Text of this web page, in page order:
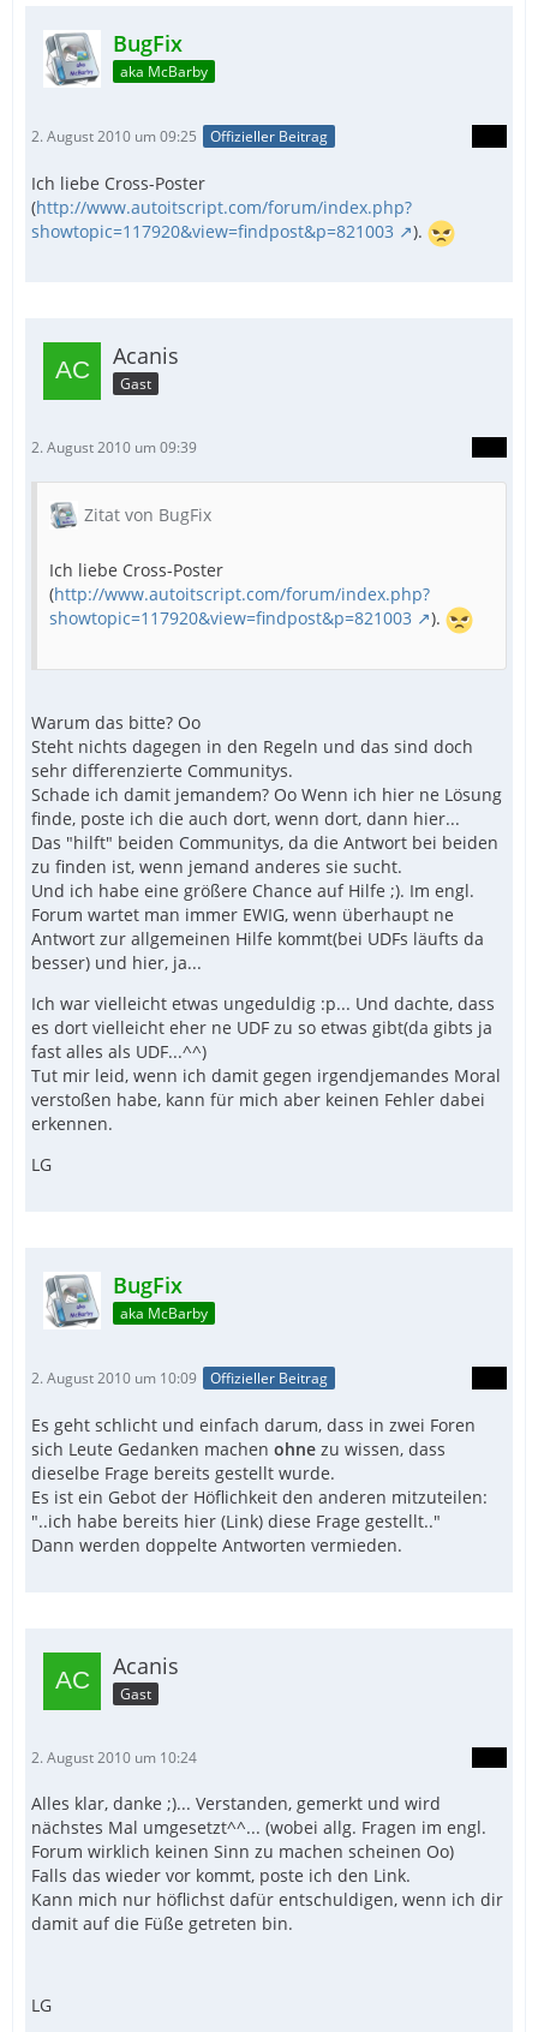
BugFix
aka McBarby
2. August 2010 um 09:25 Offizieller Beitrag
Ich liebe Cross-Poster
(http://www.autoitscript.com/forum/index.php?
showtopic=117920&view=findpost&p=821003
).
Acanis
Gast
2. August 2010 um 09:39
Zitat von BugFix
Ich liebe Cross-Poster
(http://www.autoitscript.com/forum/index.php?
showtopic=117920&view=findpost&p=821003
).
Warum das bitte? Oo
Steht nichts dagegen in den Regeln und das sind doch
sehr differenzierte Communitys.
Schade ich damit jemandem? Oo Wenn ich hier ne Lösung
finde, poste ich die auch dort, wenn dort, dann hier...
Das "hilft" beiden Communitys, da die Antwort bei beiden
zu finden ist, wenn jemand anderes sie sucht.
Und ich habe eine größere Chance auf Hilfe ;). Im engl.
Forum wartet man immer EWIG, wenn überhaupt ne
Antwort zur allgemeinen Hilfe kommt(bei UDFs läufts da
besser) und hier, ja...
Ich war vielleicht etwas ungeduldig :p... Und dachte, dass
es dort vielleicht eher ne UDF zu so etwas gibt(da gibts ja
fast alles als UDF...^^)
Tut mir leid, wenn ich damit gegen irgendjemandes Moral
verstoßen habe, kann für mich aber keinen Fehler dabei
erkennen.
LG
BugFix
aka McBarby
2. August 2010 um 10:09 Offizieller Beitrag
Es geht schlicht und einfach darum, dass in zwei Foren
sich Leute Gedanken machen ohne zu wissen, dass
dieselbe Frage bereits gestellt wurde.
Es ist ein Gebot der Höflichkeit den anderen mitzuteilen:
"..ich habe bereits hier (Link) diese Frage gestellt.."
Dann werden doppelte Antworten vermieden.
Acanis
Gast
2. August 2010 um 10:24
Alles klar, danke ;)... Verstanden, gemerkt und wird
nächstes Mal umgesetzt^^... (wobei allg. Fragen im engl.
Forum wirklich keinen Sinn zu machen scheinen Oo)
Falls das wieder vor kommt, poste ich den Link.
Kann mich nur höflichst dafür entschuldigen, wenn ich dir
damit auf die Füße getreten bin.
LG